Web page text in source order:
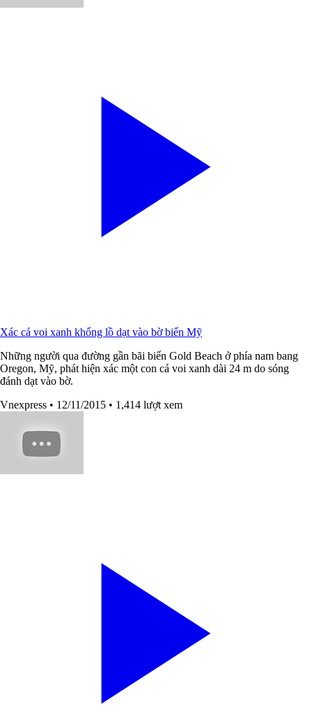
Xác cá voi xanh khổng lồ dạt vào bờ biển Mỹ
Những người qua đường gần bãi biển Gold Beach ở phía nam bang
Oregon, Mỹ, phát hiện xác một con cá voi xanh dài 24 m do sóng
đánh dạt vào bờ.
Vnexpress • 12/11/2015 • 1,414 lượt xem